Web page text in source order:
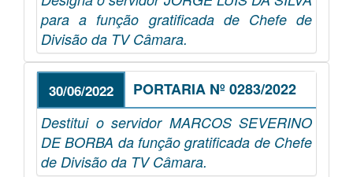
para a função gratificada de Chefe de
Divisão da TV Câmara.
30/06/2022 PORTARIA Nº 0283/2022
Destitui o servidor MARCOS SEVERINO
DE BORBA da função gratificada de Chefe
de Divisão da TV Câmara.